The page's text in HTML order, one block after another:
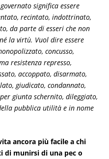
significa essere
recintato, indottrinato,
da parte di esseri che non
la virtù. Vuol dire essere
concusso,
resistenza represso,
accoppato, disarmato,
giudicato, condannato,
giunta schernito, dileggiato,
pubblica utilità e in nome
ancora più facile a chi
di munirsi di una pec o